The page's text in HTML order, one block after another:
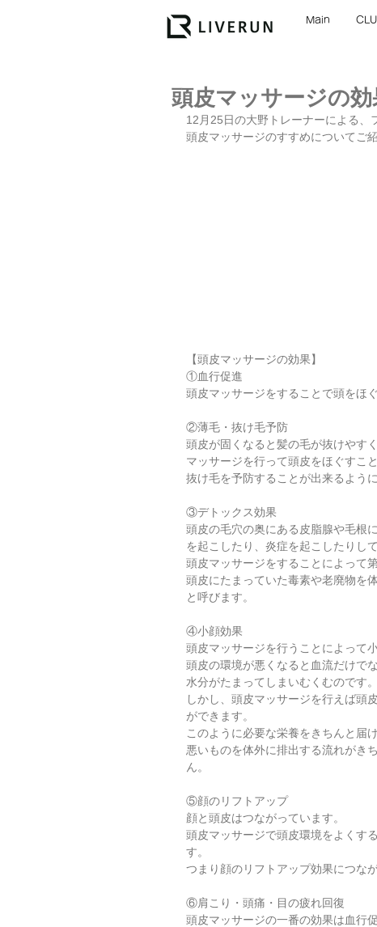
Main
頭皮マッサージの
12月25日の大野トレーナーによる、
頭皮マッサージのすすめについてご紹
【頭皮マッサージの効果】
①血行促進
頭皮マッサージをすることで頭をほ
②薄毛・抜け毛予防
頭皮が固くなると髪の毛が抜けやす
マッサージを行って頭皮をほぐすこ
抜け毛を予防することが出来るように
③デトックス効果
頭皮の毛穴の奥にある皮脂腺や毛根
を起こしたり、炎症を起こしたりし
頭皮マッサージをすることによって
頭皮にたまっていた毒素や老廃物を
と呼びます。
④小顔効果
頭皮マッサージを行うことによって
頭皮の環境が悪くなると血流だけで
水分がたまってしまいむくむのです。
しかし、頭皮マッサージを行えば頭
ができます。
このように必要な栄養をきちんと届
悪いものを体外に排出する流れがき
ん。
⑤顔のリフトアップ
顔と頭皮はつながっています。
頭皮マッサージで頭皮環境をよくす
す。
つまり顔のリフトアップ効果につなが
⑥肩こり・頭痛・目の疲れ回復
頭皮マッサージの一番の効果は血行